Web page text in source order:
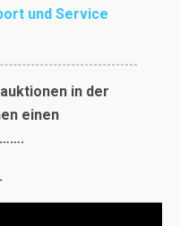
und Service
in der
einen